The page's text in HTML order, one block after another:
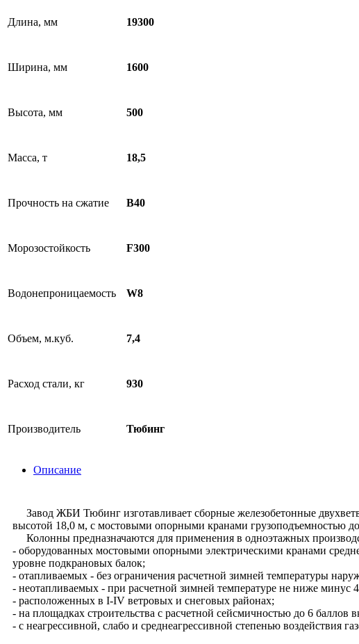
Длина, мм 19300
Ширина, мм 1600
Высота, мм 500
Масса, т 18,5
Прочность на сжатие В40
Морозостойкость F300
Водонепроницаемость W8
Объем, м.куб. 7,4
Расход стали, кг 930
Производитель Тюбинг
Описание
Завод ЖБИ Тюбинг изготавливает сборные железобетонные
высотой 18,0 м, с мостовыми опорными кранами грузоподъемностью
Колонны предназначаются для применения в одноэтажных
- оборудованных мостовыми опорными электрическими кранами
уровне подкрановых балок;
- отапливаемых - без ограничения расчетной зимней температуры
- неотапливаемых - при расчетной зимней температуре не ниже минус
- расположенных в I-IV ветровых и снеговых районах;
- на площадках строительства с расчетной сейсмичностью до 6 баллов
- с неагрессивной, слабо и среднеагрессивной степенью воздействия